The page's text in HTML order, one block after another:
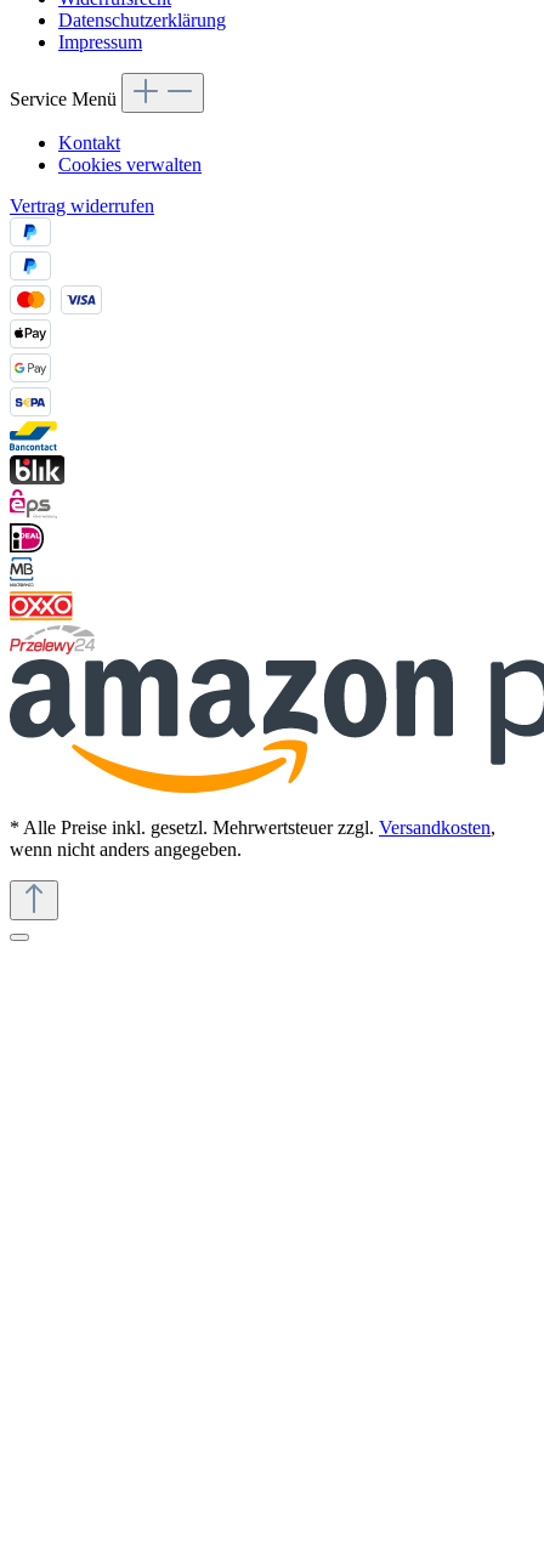
Datenschutzerklärung
Impressum
Service Menü
Kontakt
Cookies verwalten
Vertrag widerrufen
* Alle Preise inkl. gesetzl. Mehrwertsteuer zzgl. Versandkosten,
wenn nicht anders angegeben.